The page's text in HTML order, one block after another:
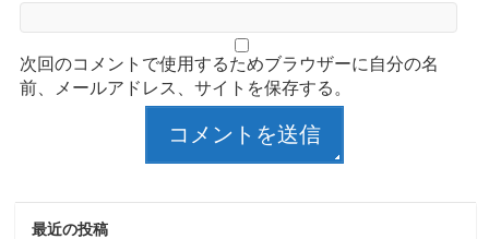
次回のコメントで使用するためブラウザーに自分の名
前、メールアドレス、サイトを保存する。
最近の投稿